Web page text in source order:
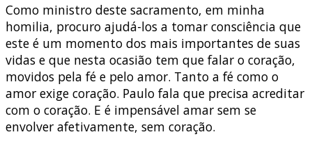
Como ministro deste sacramento, em minha
homilia, procuro ajudá-los a tomar consciência que
este é um momento dos mais importantes de suas
vidas e que nesta ocasião tem que falar o coração,
movidos pela fé e pelo amor. Tanto a fé como o
amor exige coração. Paulo fala que precisa acreditar
com o coração. E é impensável amar sem se
envolver afetivamente, sem coração.